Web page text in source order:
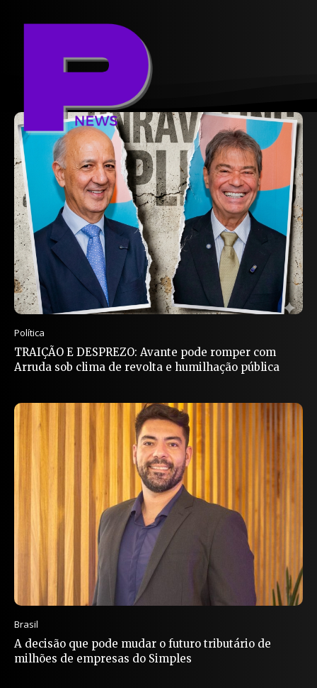
Política
TRAIÇÃO E DESPREZO: Avante pode romper com
Arruda sob clima de revolta e humilhação pública
Brasil
A decisão que pode mudar o futuro tributário de
milhões de empresas do Simples